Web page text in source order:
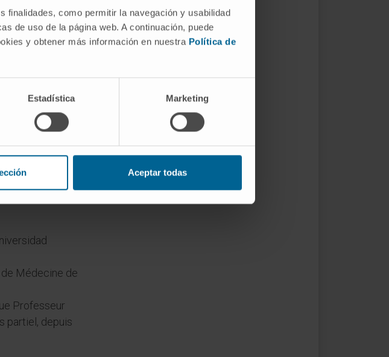
finalidades, como permitir la navegación y usabilidad
de uso de la página web. A continuación, puede
y obtener más información en nuestra Política de
Estadística Marketing
Aceptar todas
de la tête
Médecine de
Professeur
partiel, depuis